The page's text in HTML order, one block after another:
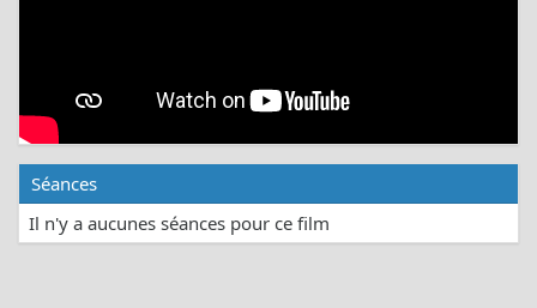
Séances
Il n'y a aucunes séances pour ce film